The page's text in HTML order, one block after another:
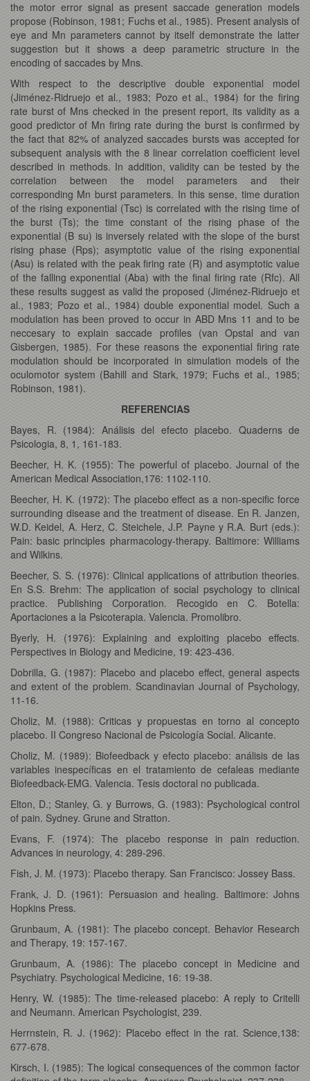
the motor error signal as present saccade generation models
propose (Robinson, 1981; Fuchs et al., 1985). Present analysis of
eye and Mn parameters cannot by itself demonstrate the latter
suggestion but it shows a deep parametric structure in the
encoding of saccades by Mns.
With respect to the descriptive double exponential model
(Jiménez-Ridruejo et al., 1983; Pozo et al., 1984) for the firing
rate burst of Mns checked in the present report, its validity as a
good predictor of Mn firing rate during the burst is confirmed by
the fact that 82% of analyzed saccades bursts was accepted for
subsequent analysis with the 8 linear correlation coefficient level
described in methods. In addition, validity can be tested by the
correlation between the model parameters and their
corresponding Mn burst parameters. In this sense, time duration
of the rising exponential (Tsc) is correlated with the rising time of
the burst (Ts); the time constant of the rising phase of the
exponential (B su) is inversely related with the slope of the burst
rising phase (Rps); asymptotic value of the rising exponential
(Asu) is related with the peak firing rate (R) and asymptotic value
of the falling exponential (Aba) with the final firing rate (Rfc). All
these results suggest as valid the proposed (Jiménez-Ridruejo et
al., 1983; Pozo et al., 1984) double exponential model. Such a
modulation has been proved to occur in ABD Mns 11 and to be
neccesary to explain saccade profiles (van Opstal and van
Gisbergen, 1985). For these reasons the exponential firing rate
modulation should be incorporated in simulation models of the
oculomotor system (Bahill and Stark, 1979; Fuchs et al., 1985;
Robinson, 1981).
REFERENCIAS
Bayes, R. (1984): Análisis del efecto placebo. Quaderns de
Psicologia, 8, 1, 161-183.
Beecher, H. K. (1955): The powerful of placebo. Journal of the
American Medical Association,176: 1102-110.
Beecher, H. K. (1972): The placebo effect as a non-specific force
surrounding disease and the treatment of disease. En R. Janzen,
W.D. Keidel, A. Herz, C. Steichele, J.P. Payne y R.A. Burt (eds.):
Pain: basic principles pharmacology-therapy. Baltimore: Williams
and Wilkins.
Beecher, S. S. (1976): Clinical applications of attribution theories.
En S.S. Brehm: The application of social psychology to clinical
practice. Publishing Corporation. Recogido en C. Botella:
Aportaciones a la Psicoterapia. Valencia. Promolibro.
Byerly, H. (1976): Explaining and exploiting placebo effects.
Perspectives in Biology and Medicine, 19: 423-436.
Dobrilla, G. (1987): Placebo and placebo effect, general aspects
and extent of the problem. Scandinavian Journal of Psychology,
11-16.
Choliz, M. (1988): Criticas y propuestas en torno al concepto
placebo. II Congreso Nacional de Psicología Social. Alicante.
Choliz, M. (1989): Biofeedback y efecto placebo: análisis de las
variables inespecíficas en el tratamiento de cefaleas mediante
Biofeedback-EMG. Valencia. Tesis doctoral no publicada.
Elton, D.; Stanley, G. y Burrows, G. (1983): Psychological control
of pain. Sydney. Grune and Stratton.
Evans, F. (1974): The placebo response in pain reduction.
Advances in neurology, 4: 289-296.
Fish, J. M. (1973): Placebo therapy. San Francisco: Jossey Bass.
Frank, J. D. (1961): Persuasion and healing. Baltimore: Johns
Hopkins Press.
Grunbaum, A. (1981): The placebo concept. Behavior Research
and Therapy, 19: 157-167.
Grunbaum, A. (1986): The placebo concept in Medicine and
Psychiatry. Psychological Medicine, 16: 19-38.
Henry, W. (1985): The time-released placebo: A reply to Critelli
and Neumann. American Psychologist, 239.
Herrnstein, R. J. (1962): Placebo effect in the rat. Science,138:
677-678.
Kirsch, I. (1985): The logical consequences of the common factor